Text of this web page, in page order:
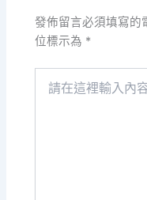
發佈留言必須填寫的
位標示為 *